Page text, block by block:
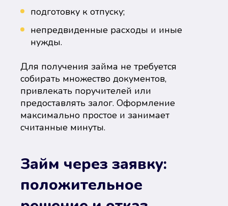
подготовку к отпуску;
непредвиденные расходы и иные
нужды.
Для получения займа не требуется
собирать множество документов,
привлекать поручителей или
предоставлять залог. Оформление
максимально простое и занимает
считанные минуты.
Займ через заявку:
положительное